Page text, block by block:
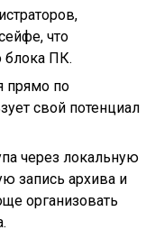
что
блока ПК.
прямо по
свой потенциал
через локальную
запись архива и
организовать